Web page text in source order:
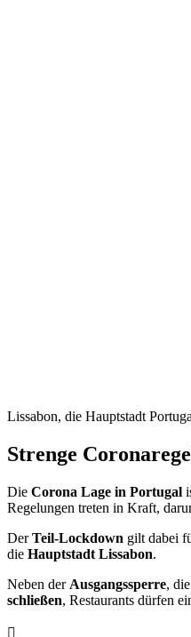
Lissabon, die Hauptstadt
Strenge
Die Corona Lage in Portugal
Regelungen treten in Kraft,
DerTeil-Lockdown gilt dabei
die Hauptstadt Lissabon.
Neben der Ausgangssperre,
schließen, Restaurants dürfen